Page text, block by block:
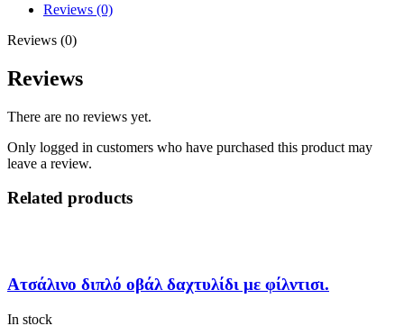
Reviews (0)
Reviews (0)
Reviews
There are no reviews yet.
Only logged in customers who have purchased this product may
leave a review.
Related products
Ατσάλινο διπλό οβάλ δαχτυλίδι με φίλντισι.
In stock